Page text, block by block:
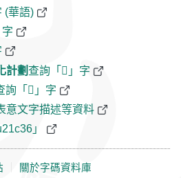
(華語)
字
計劃查詢「𡰶」字
詢「𡰶」字
意文字描述等資料
」
關於字碼資料庫